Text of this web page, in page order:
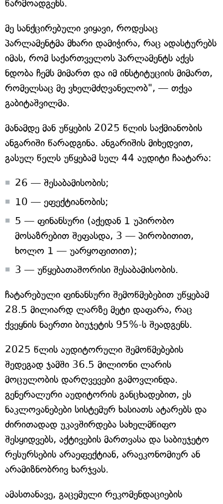
წარმოადგენს.
მე სანქცირებული ვიყავი, როდესაც
პარლამენტმა მხარი დამიჭირა, რაც ადასტურებს
იმას, რომ საქართველოს პარლამენტს აქვს
ნდობა ჩემს მიმართ და იმ ინსტიტუციის მიმართ,
რომელსაც მე ვხელმძღვანელობ", — თქვა
გაბიტაშვილმა.
მანამდე მან უწყების 2025 წლის საქმიანობის
ანგარიში წარადგინა. ანგარიშის მიხედვით,
გასულ წელს უწყებამ სულ 44 აუდიტი ჩაატარა:
26 — შესაბამისობის;
10 — ეფექტიანობის;
5 — ფინანსური (აქედან 1 უპირობო
მოსაზრებით შეფასდა, 3 — პირობითით,
ხოლო 1 — უარყოფითით);
3 — უწყებათაშორისი შესაბამისობის.
ჩატარებული ფინანსური შემოწმებებით უწყებამ
28.5 მილიარდ ლარზე მეტი დაფარა, რაც
ქვეყნის ნაერთი ბიუჯეტის 95%-ს შეადგენს.
2025 წლის აუდიტორული შემოწმებების
შედეგად ჯამში 36.5 მილიონი ლარის
მოცულობის დარღვევები გამოვლინდა.
გენერალური აუდიტორის განცხადებით, ეს
ნაკლოვანებები სისტემურ ხასიათს ატარებს და
ძირითადად უკავშირდება სახელმწიფო
შესყიდვებს, აქტივების მართვასა და საბიუჯეტო
რესურსების არაეფექტიან, არაეკონომიურ ან
არამიზნობრივ ხარჯვას.
ამასთანავე, გაცემული რეკომენდაციების